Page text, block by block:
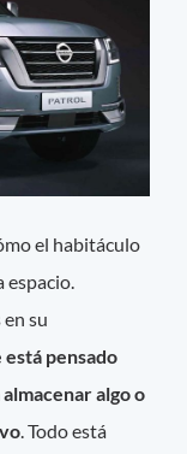
el habitáculo
su
está pensado
algo o
. Todo está